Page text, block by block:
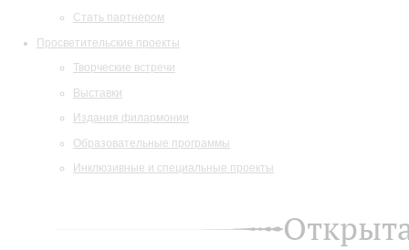
Стать партнером
Просветительские проекты
Творческие встречи
Выставки
Издания филармонии
Образовательные программы
Инклюзивные и специальные проекты